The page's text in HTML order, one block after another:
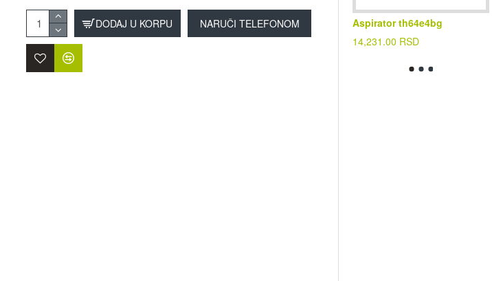
DODAJ U KORPU NARUČI TELEFONOM
Aspirator th64e4bg
14,231.00 RSD